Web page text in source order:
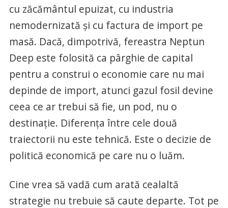
cu zăcământul epuizat, cu industria
nemodernizată și cu factura de import pe
masă. Dacă, dimpotrivă, fereastra Neptun
Deep este folosită ca pârghie de capital
pentru a construi o economie care nu mai
depinde de import, atunci gazul fosil devine
ceea ce ar trebui să fie, un pod, nu o
destinație. Diferența între cele două
traiectorii nu este tehnică. Este o decizie de
politică economică pe care nu o luăm.
Cine vrea să vadă cum arată cealaltă
strategie nu trebuie să caute departe. Tot pe